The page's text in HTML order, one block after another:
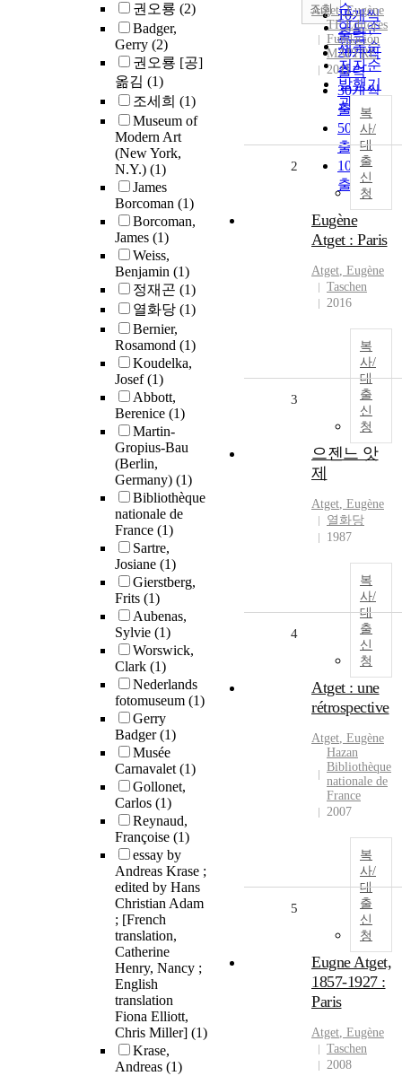
권오룡 (2)
Badger,
Gerry (2)
권오룡 [공]
옮김 (1)
조세희 (1)
Museum of
Modern Art
(New York,
N.Y.) (1)
James
Borcoman (1)
Borcoman,
James (1)
Weiss,
Benjamin (1)
정재곤 (1)
열화당 (1)
Bernier,
Rosamond (1)
Koudelka,
Josef(1)
Abbott,
Berenice (1)
Martin-
Gropius-Bau
(Berlin,
Germany) (1)
Bibliothèque
nationale de
France (1)
Sartre,
Josiane (1)
Gierstberg,
Frits (1)
Aubenas,
Sylvie (1)
Worswick,
Clark (1)
Nederlands
fotomuseum (1)
Gerry
Badger(1)
Musée
Carnavalet(1)
Gollonet,
Carlos (1)
Reynaud,
Françoise (1)
essay by
Andreas Krase ;
edited by Hans
Christian Adam
; [French
translation,
Catherine
Henry, Nancy ;
English
translation
Fiona Elliott,
Chris Miller] (1)
Krase,
Andreas (1)
순
연도순
제목순
저자순
발행기
관순
10개씩
출력
20개씩
출력
30개씩
출력
50개씩
출력
100개씩
출력
조회
Atget,Eugène
TF Editores
Fundación
MAPFRE
2011
복
사/
대
출
신
청
2
Eugène
Atget : Paris
Atget, Eugène
Taschen
2016
복
사/
대
출
신
청
3
으젠느 앗
제
Atget, Eugène
열화당
1987
복
사/
대
출
신
청
4
Atget : une
rétrospective
Atget, Eugène
Hazan
Bibliothèque
nationale de
France
2007
복
사/
대
출
신
청
5
Eugne Atget,
1857-1927 :
Paris
Atget, Eugène
Taschen
2008